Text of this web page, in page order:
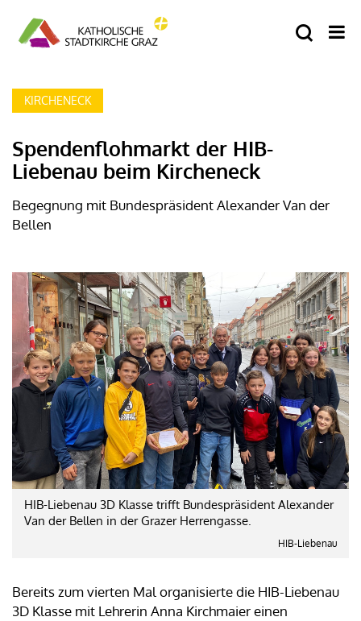
KIRCHENECK
Spendenflohmarkt der HIB-
Liebenau beim Kircheneck
Begegnung mit Bundespräsident Alexander Van der
Bellen
HIB-Liebenau 3D Klasse trifft Bundespräsident Alexander
Van der Bellen in der Grazer Herrengasse.
HIB-Liebenau
Bereits zum vierten Mal organisierte die HIB-Liebenau
3D Klasse mit Lehrerin Anna Kirchmaier einen